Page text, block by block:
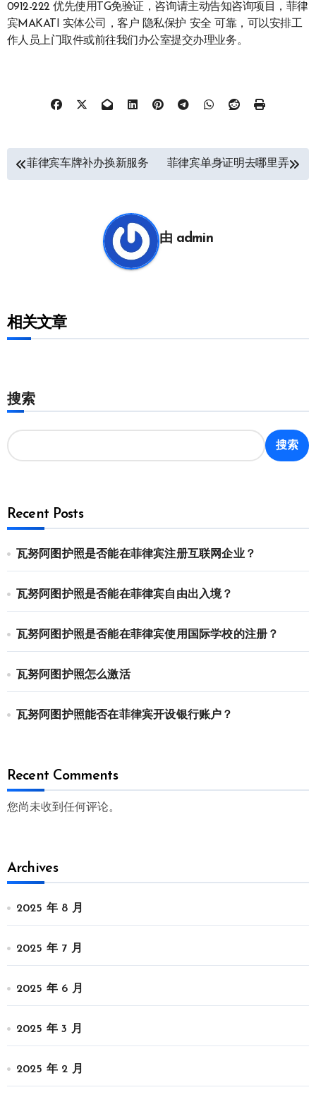
0912-222 优先使用TG免验证，咨询请主动告知咨询项目，菲律
宾MAKATI 实体公司，客户 隐私保护 安全 可靠，可以安排工
作人员上门取件或前往我们办公室提交办理业务。
文
章
菲律宾车牌补办换新服务 菲律宾单身证明去哪里弄
由 admin
相关文章
搜索
搜索
Recent Posts
瓦努阿图护照是否能在菲律宾注册互联网企业？
瓦努阿图护照是否能在菲律宾自由出入境？
瓦努阿图护照是否能在菲律宾使用国际学校的注册？
瓦努阿图护照怎么激活
瓦努阿图护照能否在菲律宾开设银行账户？
Recent Comments
您尚未收到任何评论。
Archives
2025 年 8 月
2025 年 7 月
2025 年 6 月
2025 年 3 月
2025 年 2 月